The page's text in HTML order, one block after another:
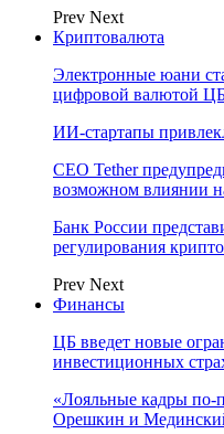
Prev Next
Криптовалюта
Электронные юани
цифровой валютой ЦБ
ИИ-стартапы
CEO Tether
возможном влиянии
Банк России
регулирования
Prev Next
Финансы
ЦБ введет новые
инвестиционных
«Лояльные кадры по-
Орешкин и